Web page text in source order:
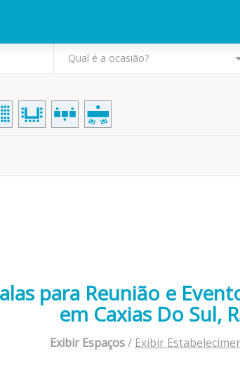
Qual é a ocasião?
para Reunião e
em Caxias Do Sul,
Exibir Espaços/ Exibir